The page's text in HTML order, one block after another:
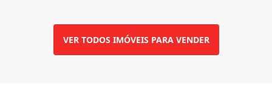
VER TODOS IMÓVEIS PARA VENDER